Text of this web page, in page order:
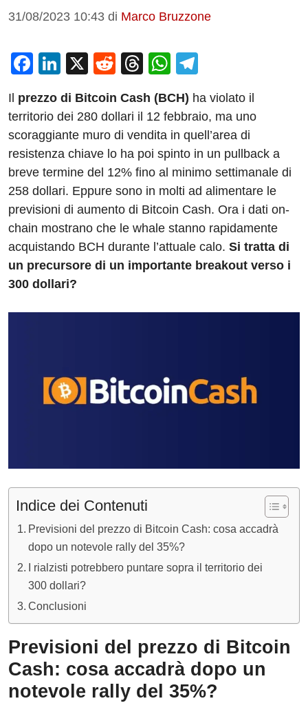
31/08/2023 10:43 di Marco Bruzzone
F
c
e
b
o
o
k
Li
k
e
dI
n
X
R
d
di
t
T
e
a
d
s
W
at
s
A
p
p
e
gr
a
m
Il prezzo di Bitcoin Cash (BCH) ha violato il
territorio dei 280 dollari il 12 febbraio, ma uno
scoraggiante muro di vendita in quell’area di
resistenza chiave lo ha poi spinto in un pullback a
breve termine del 12% fino al minimo settimanale di
258 dollari. Eppure sono in molti ad alimentare le
previsioni di aumento di Bitcoin Cash. Ora i dati on-
chain mostrano che le whale stanno rapidamente
acquistando BCH durante l’attuale calo. Si tratta di
un precursore di un importante breakout verso i
300 dollari?
Indice dei Contenuti
Previsioni del prezzo di Bitcoin Cash: cosa accadrà
dopo un notevole rally del 35%?
I rialzisti potrebbero puntare sopra il territorio dei
300 dollari?
Conclusioni
Previsioni del prezzo di Bitcoin
Cash: cosa accadrà dopo un
notevole rally del 35%?